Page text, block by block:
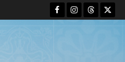
Facebook
Instagram
Threads
X-